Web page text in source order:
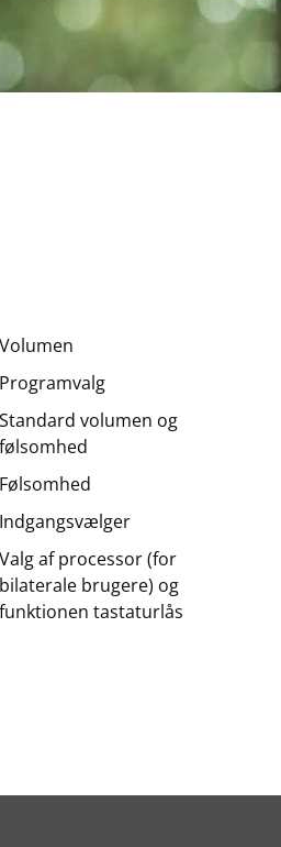
Volumen
Programvalg
Standard volumen og
følsomhed
Følsomhed
Indgangsvælger
Valg af processor (for
bilaterale brugere) og
funktionen tastaturlås